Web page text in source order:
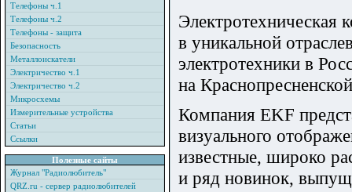
Телефоны ч.1
Телефоны ч.2
Телефоны - защита
Безопасность
Металлоискатели
Электричество ч.1
Электричество ч.2
Микросхемы
Измерительные устройства
Статьи
Ссылки
Полезные сайты
Журнал "Радиолюбитель"
QRZ.ru - сервер радиолюбителей
Электротехническая
в уникальной
электротехники в
на
Компания EKF
визуального
известные, широко
и ряд новинок,